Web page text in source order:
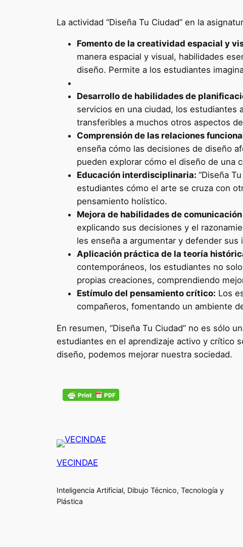
La actividad “Diseña Tu Ciudad” en la
Fomento de la creatividad espacial y
manera espacial y visual, habilidades
diseño. Permite a los estudiantes
Desarrollo de habilidades de
servicios en una ciudad, los estudiantes
transferibles a muchos otros aspectos
Comprensión de las relaciones
enseña cómo las decisiones de diseño
pueden explorar cómo el diseño de una
Educación interdisciplinaria: “Diseña
estudiantes cómo el arte se cruza con
pensamiento holístico.
Mejora de habilidades de
explicando sus decisiones y el
les enseña a argumentar y defender
Aplicación práctica de la teoría
contemporáneos, los estudiantes no
propias creaciones, comprendiendo
Estímulo del pensamiento crítico: Los
compañeros, fomentando un ambiente
En resumen, “Diseña Tu Ciudad” no es sólo
estudiantes en el aprendizaje activo y crítico
diseño, podemos mejorar nuestra sociedad.
VECINDAE
Inteligencia Artificial, Dibujo Técnico, Tecnología y
Plástica